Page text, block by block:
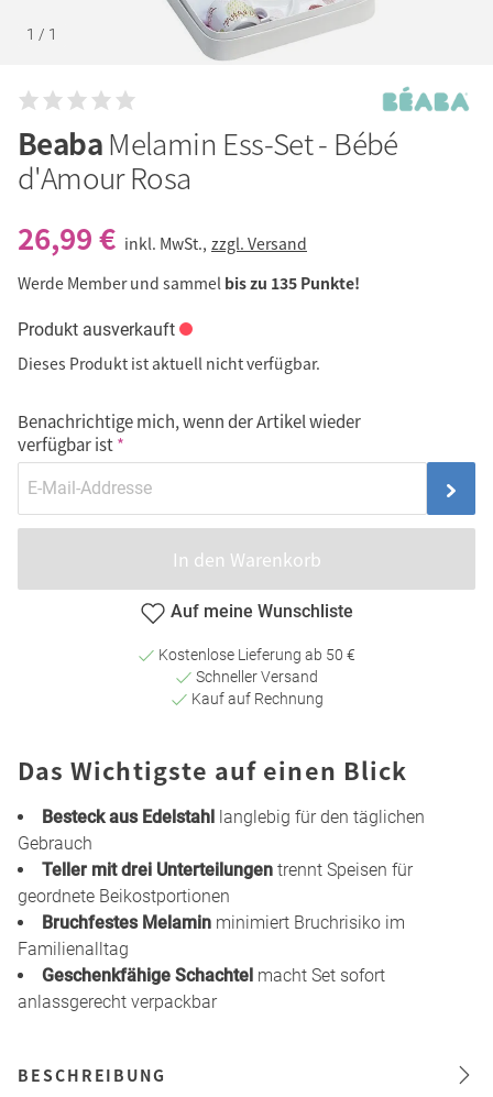
1 / 1
BeabaMelamin Ess-Set - Bébé
d'Amour Rosa
26,99 € inkl. MwSt., zzgl. Versand
Werde Member und sammel bis zu 135 Punkte!
Produkt ausverkauft
Dieses Produkt ist aktuell nicht verfügbar.
Benachrichtige mich, wenn der Artikel wieder
verfügbar ist
In den Warenkorb
Auf meine Wunschliste
Kostenlose Lieferung ab 50 €
Schneller Versand
Kauf auf Rechnung
Das Wichtigste auf einen Blick
Besteck aus Edelstahl langlebig für den täglichen
Gebrauch
Teller mit drei Unterteilungen trennt Speisen für
geordnete Beikostportionen
Bruchfestes Melamin minimiert Bruchrisiko im
Familienalltag
Geschenkfähige Schachtel macht Set sofort
anlassgerecht verpackbar
BESCHREIBUNG